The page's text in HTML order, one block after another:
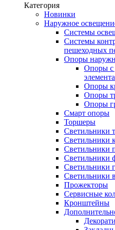
Категория
Новинки
Наружное
Системы
Системы
пешеходных
Опоры
Опоры с
Опоры
Опоры
Опоры
Смарт опоры
Торшеры
Светильники
Светильники
Светильники
Светильники
Светильники
Светильники
Прожекторы
Сервисные
Кронштейны